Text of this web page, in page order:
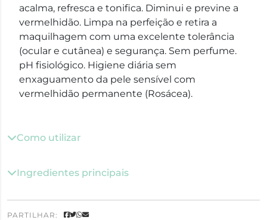
acalma, refresca e tonifica. Diminui e previne a
vermelhidão. Limpa na perfeição e retira a
maquilhagem com uma excelente tolerância
(ocular e cutânea) e segurança. Sem perfume.
pH fisiológico. Higiene diária sem
enxaguamento da pele sensível com
vermelhidão permanente (Rosácea).
Como utilizar
Ingredientes principais
PARTILHAR: